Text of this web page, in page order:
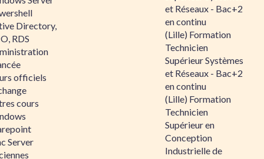
Directory,
RDS
officiels
cours
Server
et Réseaux - Bac+2
en continu
(Lille) Formation
Technicien
Supérieur Systèmes
et Réseaux - Bac+2
en continu
(Lille) Formation
Technicien
Supérieur en
Conception
Industrielle de